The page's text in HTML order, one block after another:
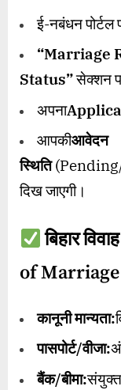
ई-नबंधन पोर्टल
“Marriage
Status”सेक्शन
अपना
आपकीआवेदन
स्थिति
दिख जाएगी।
बिहार
of
कानूनी मान्यता:
पासपोर्ट/वीजा:
बैंक/बीमा:संयुक्त